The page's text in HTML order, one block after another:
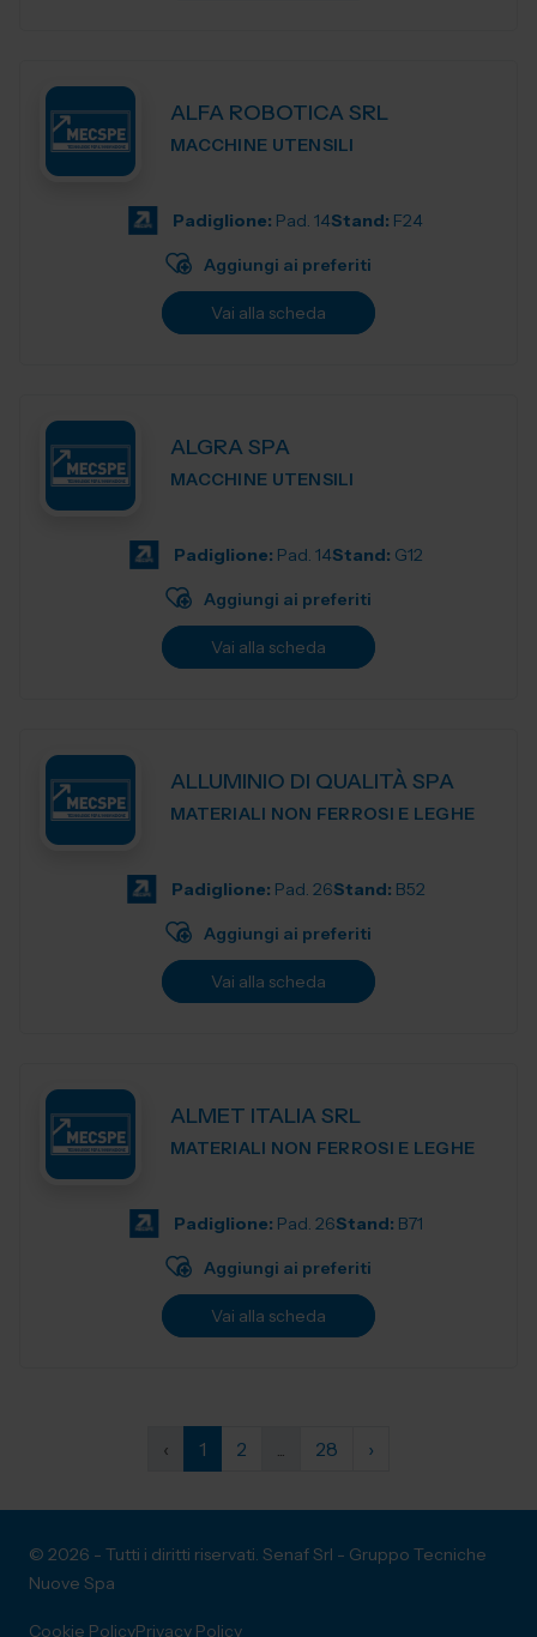
ALFA ROBOTICA SRL
MACCHINE UTENSILI
Padiglione: Pad. 14Stand: F24
Aggiungi ai preferiti
Vai alla scheda
ALGRA SPA
MACCHINE UTENSILI
Padiglione: Pad. 14Stand: G12
Aggiungi ai preferiti
Vai alla scheda
ALLUMINIO DI QUALITÀ SPA
MATERIALI NON FERROSI E LEGHE
Padiglione: Pad. 26Stand: B52
Aggiungi ai preferiti
Vai alla scheda
ALMET ITALIA SRL
MATERIALI NON FERROSI E LEGHE
Padiglione: Pad. 26Stand: B71
Aggiungi ai preferiti
Vai alla scheda
‹ 1 2 ... 28 ›
© 2026 - Tutti i diritti riservati. Senaf Srl - Gruppo Tecniche
Nuove Spa
Cookie PolicyPrivacy Policy